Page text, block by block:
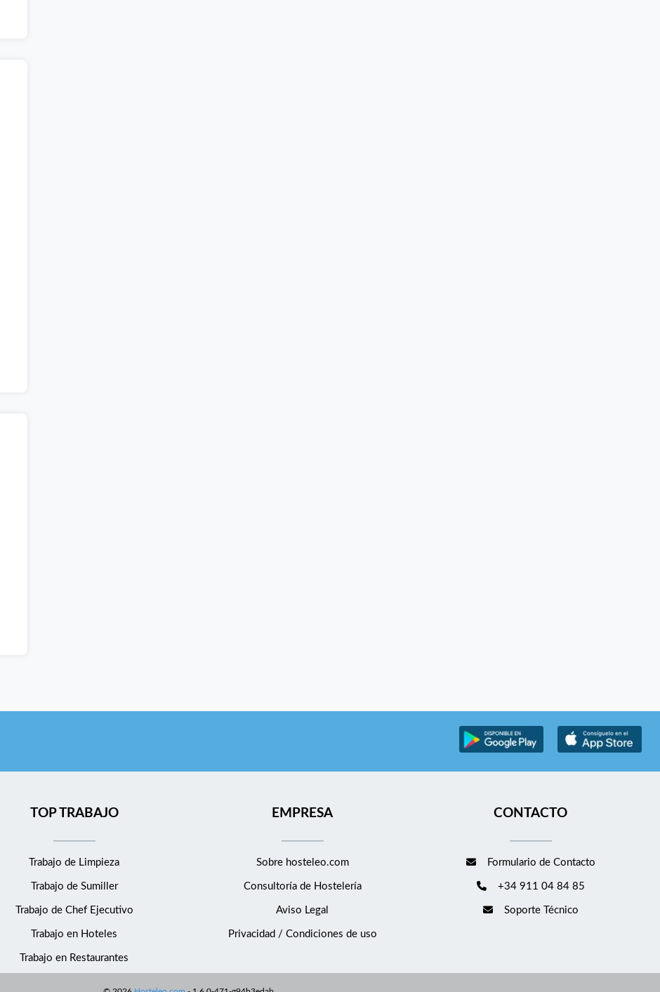
TOP TRABAJO
Trabajo de Limpieza
Trabajo de Sumiller
Trabajo de Chef Ejecutivo
Trabajo en Hoteles
Trabajo en Restaurantes
EMPRESA
Sobre hosteleo.com
Consultoría de Hostelería
Aviso Legal
Privacidad / Condiciones de uso
CONTACTO
Formulario de Contacto
+34 911 04 84 85
Soporte Técnico